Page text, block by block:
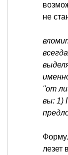
не
"от
вы: 1)
лезет